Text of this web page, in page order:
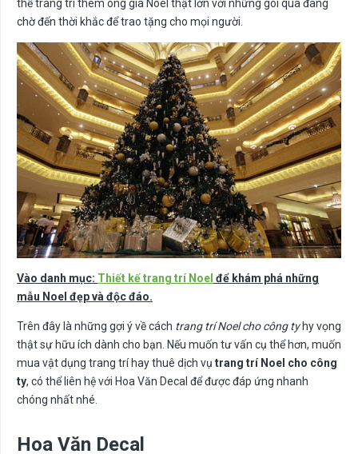
thể trang trí thêm ông già Noel thật lớn với những gói quà đang
chờ đến thời khắc để trao tặng cho mọi người.
Vào danh mục: Thiết kế trang trí Noel để khám phá những
mẫu Noel đẹp và độc đáo.
Trên đây là những gợi ý về cách trang trí Noel cho công tyhy vọng
thật sự hữu ích dành cho bạn. Nếu muốn tư vấn cụ thể hơn, muốn
mua vật dụng trang trí hay thuê dịch vụ trang trí Noel cho công
ty, có thể liên hệ với Hoa Văn Decal để được đáp ứng nhanh
chóng nhất nhé.
Hoa Văn Decal